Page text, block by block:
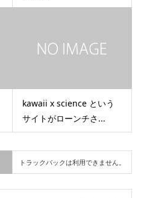
kawaii x science という
サイトがローンチさ...
トラックバックは利用できません。